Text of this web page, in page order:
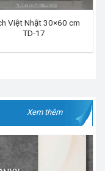
Việt Nhật 30×60 cm
TD-17
Xem thêm